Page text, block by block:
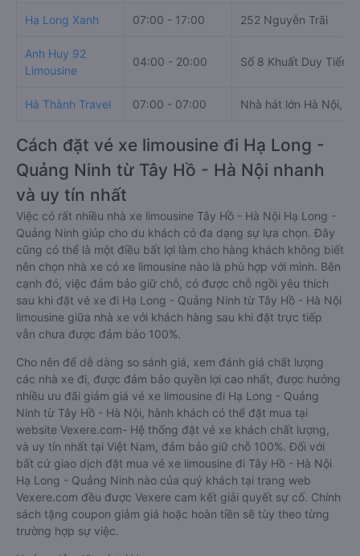
Hạ Long Xanh 07:00 - 17:00 252 Nguyễn Trãi
Anh Huy 92
Limousine
04:00 - 20:00 Số 8 Khuất Duy Tiến
Hà Thành Travel 07:00 - 07:00 Nhà hát lớn Hà Nội, 1
Cách đặt vé xe limousine đi Hạ Long -
Quảng Ninh từ Tây Hồ - Hà Nội nhanh
và uy tín nhất
Việc có rất nhiều nhà xe limousine Tây Hồ - Hà Nội Hạ Long -
Quảng Ninh giúp cho du khách có đa dạng sự lựa chọn. Đây
cũng có thể là một điều bất lợi làm cho hàng khách không biết
nên chọn nhà xe có xe limousine nào là phù hợp với mình. Bên
cạnh đó, việc đảm bảo giữ chỗ, có được chỗ ngồi yêu thích
sau khi đặt vé xe đi Hạ Long - Quảng Ninh từ Tây Hồ - Hà Nội
limousine giữa nhà xe với khách hàng sau khi đặt trực tiếp
vẫn chưa được đảm bảo 100%.
Cho nên để dễ dàng so sánh giá, xem đánh giá chất lượng
các nhà xe đi, được đảm bảo quyền lợi cao nhất, được hưởng
nhiều ưu đãi giảm giá vé xe limousine đi Hạ Long - Quảng
Ninh từ Tây Hồ - Hà Nội, hành khách có thể đặt mua tại
website Vexere.com- Hệ thống đặt vé xe khách chất lượng,
và uy tín nhất tại Việt Nam, đảm bảo giữ chỗ 100%. Đối với
bất cứ giao dịch đặt mua vé xe limousine đi Tây Hồ - Hà Nội
Hạ Long - Quảng Ninh nào của quý khách tại trang web
Vexere.com đều được Vexere cam kết giải quyết sự cố. Chính
sách tặng coupon giảm giá hoặc hoàn tiền sẽ tùy theo từng
trường hợp sự việc.